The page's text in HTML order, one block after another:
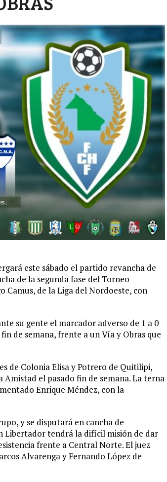
este sábado el partido revancha de
de la segunda fase del Torneo
Camus, de la Liga del Nordoeste, con
su gente el marcador adverso de 1 a 0
de semana, frente a un Vía y Obras que
de Colonia Elisa y Potrero de Quitilipi,
el pasado fin de semana. La terna
Enrique Méndez, con la
y se disputará en cancha de
Libertador tendrá la difícil misión de dar
frente a Central Norte. El juez
Alvarenga y Fernando López de